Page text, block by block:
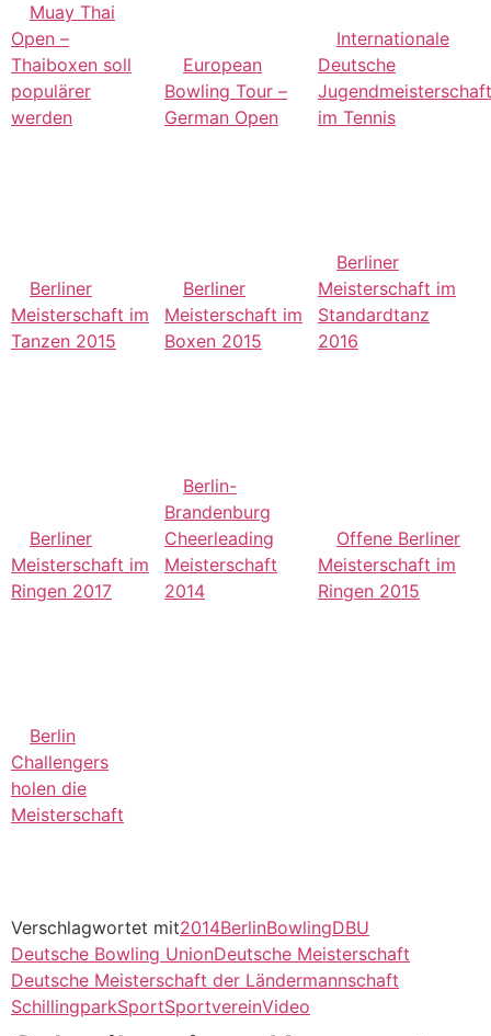
Muay Thai
Open –
Thaiboxen soll
populärer
werden
European
Bowling Tour –
German Open
Internationale
Deutsche
Jugendmeisterschaft
im Tennis
Berliner
Meisterschaft im
Tanzen 2015
Berliner
Meisterschaft im
Boxen 2015
Berliner
Meisterschaft im
Standardtanz
2016
Berliner
Meisterschaft im
Ringen 2017
Berlin-
Brandenburg
Cheerleading
Meisterschaft
2014
Offene Berliner
Meisterschaft im
Ringen 2015
Berlin
Challengers
holen die
Meisterschaft
Verschlagwortet mit2014BerlinBowlingDBU
Deutsche Bowling UnionDeutsche Meisterschaft
Deutsche Meisterschaft der Ländermannschaft
SchillingparkSportSportvereinVideo